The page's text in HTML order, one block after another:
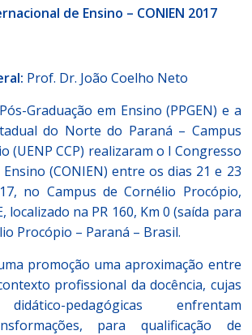
de Ensino – CONIEN 2017
Prof. Dr. João Coelho Neto
Graduação em Ensino (PPGEN) e a
do Norte do Paraná – Campus
(UENP CCP) realizaram o I Congresso
(CONIEN) entre os dias 21 e 23
no Campus de Cornélio Procópio,
localizado na PR 160, Km 0 (saída para
Procópio – Paraná – Brasil.
promoção uma aproximação entre
profissional da docência, cujas
didático-pedagógicas enfrentam
para qualificação de